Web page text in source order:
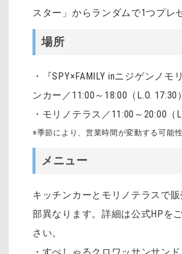
スター」からランダムで1つプレ
場所
・『SPY×FAMILY inニジゲンノモ
ンカー／11:00～18:00（L.O. 17:30）
・モリノテラス／11:00～20:00（
※季節により、営業時間が変動する可能性
メニュー
キッチンカーとモリノテラスで
部異なります。詳細は公式HPを
さい。